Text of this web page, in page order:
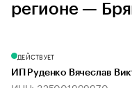
регионе —
ДЕЙСТВУЕТ
ИП Руденко Вячеслав